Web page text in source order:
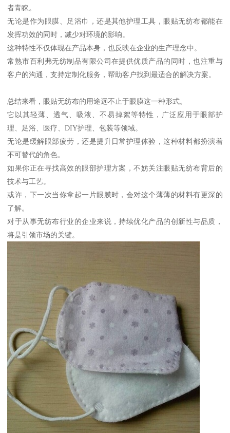
者青睐。
无论是作为眼膜、足浴巾，还是其他护理工具，眼贴无纺布都能在
发挥功效的同时，减少对环境的影响。
这种特性不仅体现在产品本身，也反映在企业的生产理念中。
常熟市百利弗无纺制品有限公司在提供优质产品的同时，也注重与
客户的沟通，支持定制化服务，帮助客户找到最适合的解决方案。
总结来看，眼贴无纺布的用途远不止于眼膜这一种形式。
它以其轻薄、透气、吸液、不易掉絮等特性，广泛应用于眼部护
理、足浴、医疗、DIY护理、包装等领域。
无论是缓解眼部疲劳，还是提升日常护理体验，这种材料都扮演着
不可替代的角色。
如果你正在寻找高效的眼部护理方案，不妨关注眼贴无纺布背后的
技术与工艺。
或许，下一次当你拿起一片眼膜时，会对这个薄薄的材料有更深的
了解。
对于从事无纺布行业的企业来说，持续优化产品的创新性与品质，
将是引领市场的关键。